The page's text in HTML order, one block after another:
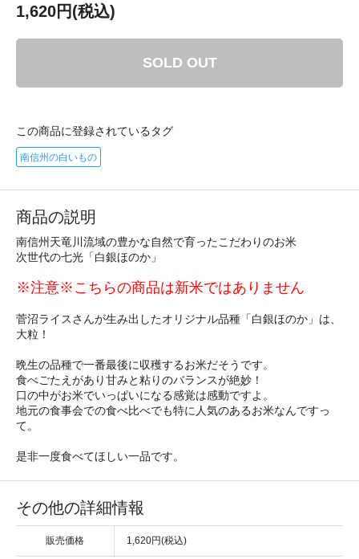
1,620円(税込)
SOLD OUT
この商品に登録されているタグ
南信州の白いもの
商品の説明
南信州天竜川流域の豊かな自然で育ったこだわりのお米
次世代の七光「白銀ほのか」
※注意※こちらの商品は新米ではありません
菅沼ライスさんが生み出したオリジナル品種「白銀ほのか」は、
大粒！
晩生の品種で一番最後に収穫するお米だそうです。
食べごたえがあり甘みと粘りのバランスが絶妙！
口の中がお米でいっぱいになる感覚は感動ですよ。
地元の食事会での食べ比べでも特に人気のあるお米なんですっ
て。
是非一度食べてほしい一品です。
その他の詳細情報
販売価格 1,620円(税込)